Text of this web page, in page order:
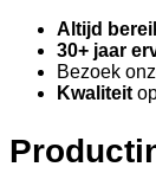
Altijd
30+ jaar
Bezoek
Kwaliteit